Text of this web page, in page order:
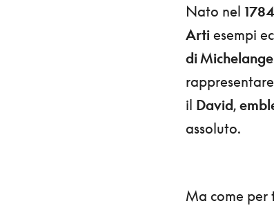
Nato nel 1784
Artiesempi
di
il David,
assoluto.
Ma come per